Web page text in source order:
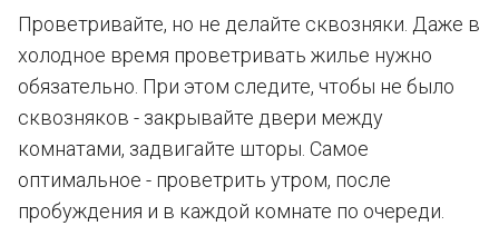
Проветривайте, но не делайте сквозняки. Даже в
холодное время проветривать жилье нужно
обязательно. При этом следите, чтобы не было
сквозняков - закрывайте двери между
комнатами, задвигайте шторы. Самое
оптимальное - проветрить утром, после
пробуждения и в каждой комнате по очереди.